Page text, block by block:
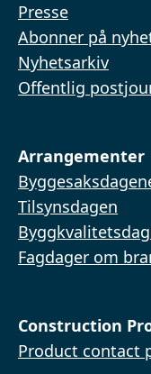
Presse
Abonner på
Nyhetsarkiv
Offentlig
Arrangementer
Tilsynsdagen
Fagdager om
Construction
Product contact